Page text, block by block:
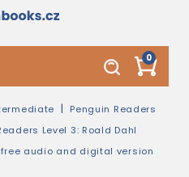
0
Penguin Readers
Level 3: Roald Dahl
audio and digital version